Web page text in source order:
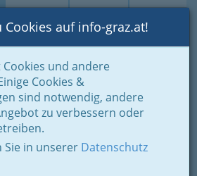
Suche Login Toggle
auf info-graz.at!
Cookies und andere
Cookies &
sind notwendig, andere
zu verbessern oder
Sie in unserer Datenschutz
feiern
Feste im Jahreszyklus
bis Silvester und Neujahr
u. Weihnachtsmärchen - von Gebrüder
1772 - Johann Wolfgang von Goethe